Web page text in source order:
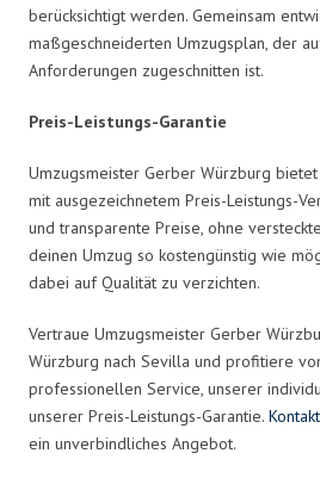
berücksichtigt werden. Gemeinsam
maßgeschneiderten Umzugsplan, der
Anforderungen zugeschnitten ist.
Preis-Leistungs-Garantie
Umzugsmeister Gerber Würzburg
mit ausgezeichnetem Preis-Leistungs-
und transparente Preise, ohne
deinen Umzug so kostengünstig wie
dabei auf Qualität zu verzichten.
Vertraue Umzugsmeister Gerber
Würzburg nach Sevilla und profitiere
professionellen Service, unserer
unserer Preis-Leistungs-Garantie.
ein unverbindliches Angebot.